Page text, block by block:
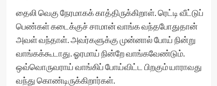
தைலி வெகு நேரமாகக் காத்திருக்கிறாள். ரெட்டி வீட்டுப்
பெண்கள் கடைக்குச் சாமான் வாங்க வந்தபோதுதான்
அவள் வந்தாள். அவர்களுக்கு முன்னால் போய் நின்று
வாங்கக்கூடாது. ஓரமாய் நின்றே வாங்கவேண்டும்.
ஒவ்வொருவராய் வாங்கிப் போய்விட்ட பிறகும் யாராவது
வந்து கொண்டிருக்கிறார்கள்.